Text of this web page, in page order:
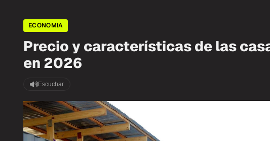
ECONOMIA
Precio y características de las
en 2026
Escuchar